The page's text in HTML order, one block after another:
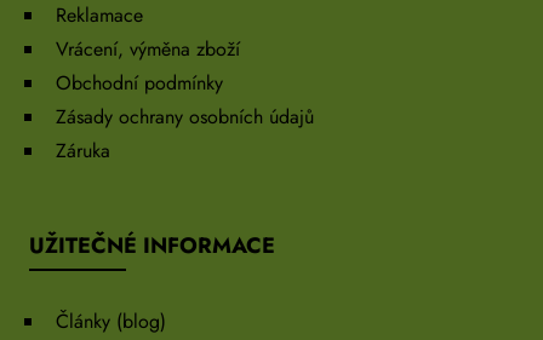
Reklamace
Vrácení, výměna zboží
Obchodní podmínky
Zásady ochrany osobních údajů
Záruka
UŽITEČNÉ INFORMACE
Články (blog)